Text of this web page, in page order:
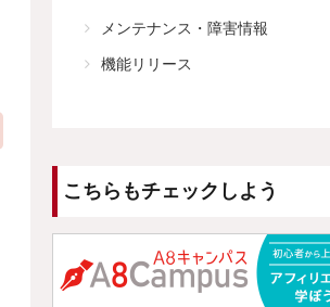
メンテナンス・障害情報
機能リリース
こちらもチェックしよう